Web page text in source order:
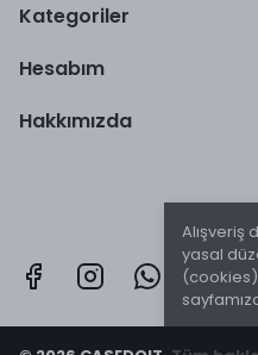
Alışveriş
yasal
(cookies)
Kategoriler
Hesabım
Hakkımızda